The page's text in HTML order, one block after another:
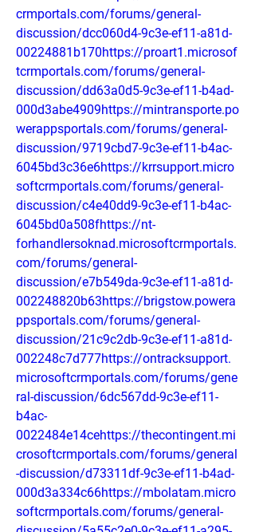
crmportals.com/forums/general-
discussion/dcc060d4-9c3e-ef11-a81d-
00224881b170https://proart1.microsof
tcrmportals.com/forums/general-
discussion/dd63a0d5-9c3e-ef11-b4ad-
000d3abe4909https://mintransporte.po
werappsportals.com/forums/general-
discussion/9719cbd7-9c3e-ef11-b4ac-
6045bd3c36e6https://krrsupport.micro
softcrmportals.com/forums/general-
discussion/c4e40dd9-9c3e-ef11-b4ac-
6045bd0a508fhttps://nt-
forhandlersoknad.microsoftcrmportals.
com/forums/general-
discussion/e7b549da-9c3e-ef11-a81d-
002248820b63https://brigstow.powera
ppsportals.com/forums/general-
discussion/21c9c2db-9c3e-ef11-a81d-
002248c7d777https://ontracksupport.
microsoftcrmportals.com/forums/gene
ral-discussion/6dc567dd-9c3e-ef11-
b4ac-
0022484e14cehttps://thecontingent.mi
crosoftcrmportals.com/forums/general
-discussion/d73311df-9c3e-ef11-b4ad-
000d3a334c66https://mbolatam.micro
softcrmportals.com/forums/general-